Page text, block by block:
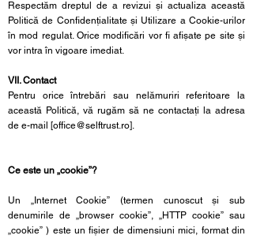
Respectăm dreptul de a revizui și actualiza această
Politică de Confidențialitate și Utilizare a Cookie-urilor
în mod regulat. Orice modificări vor fi afișate pe site și
vor intra în vigoare imediat.
VII. Contact
Pentru orice întrebări sau nelămuriri referitoare la
această Politică, vă rugăm să ne contactați la adresa
de e-mail [office@selftrust.ro].
Ce este un „cookie”?
Un „Internet Cookie” (termen cunoscut și sub
denumirile de „browser cookie”, „HTTP cookie” sau
„cookie” ) este un fișier de dimensiuni mici, format din